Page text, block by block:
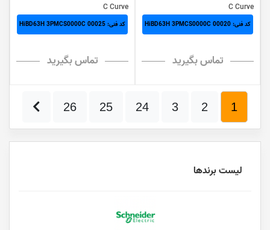
C Curve
کد فنی: HiBD63H 3PMCS0000C 00020
تماس بگیرید
C Curve
کد فنی: HiBD63H 3PMCS0000C 00025
تماس بگیرید
1
2
3
24
25
26
لیست برندها